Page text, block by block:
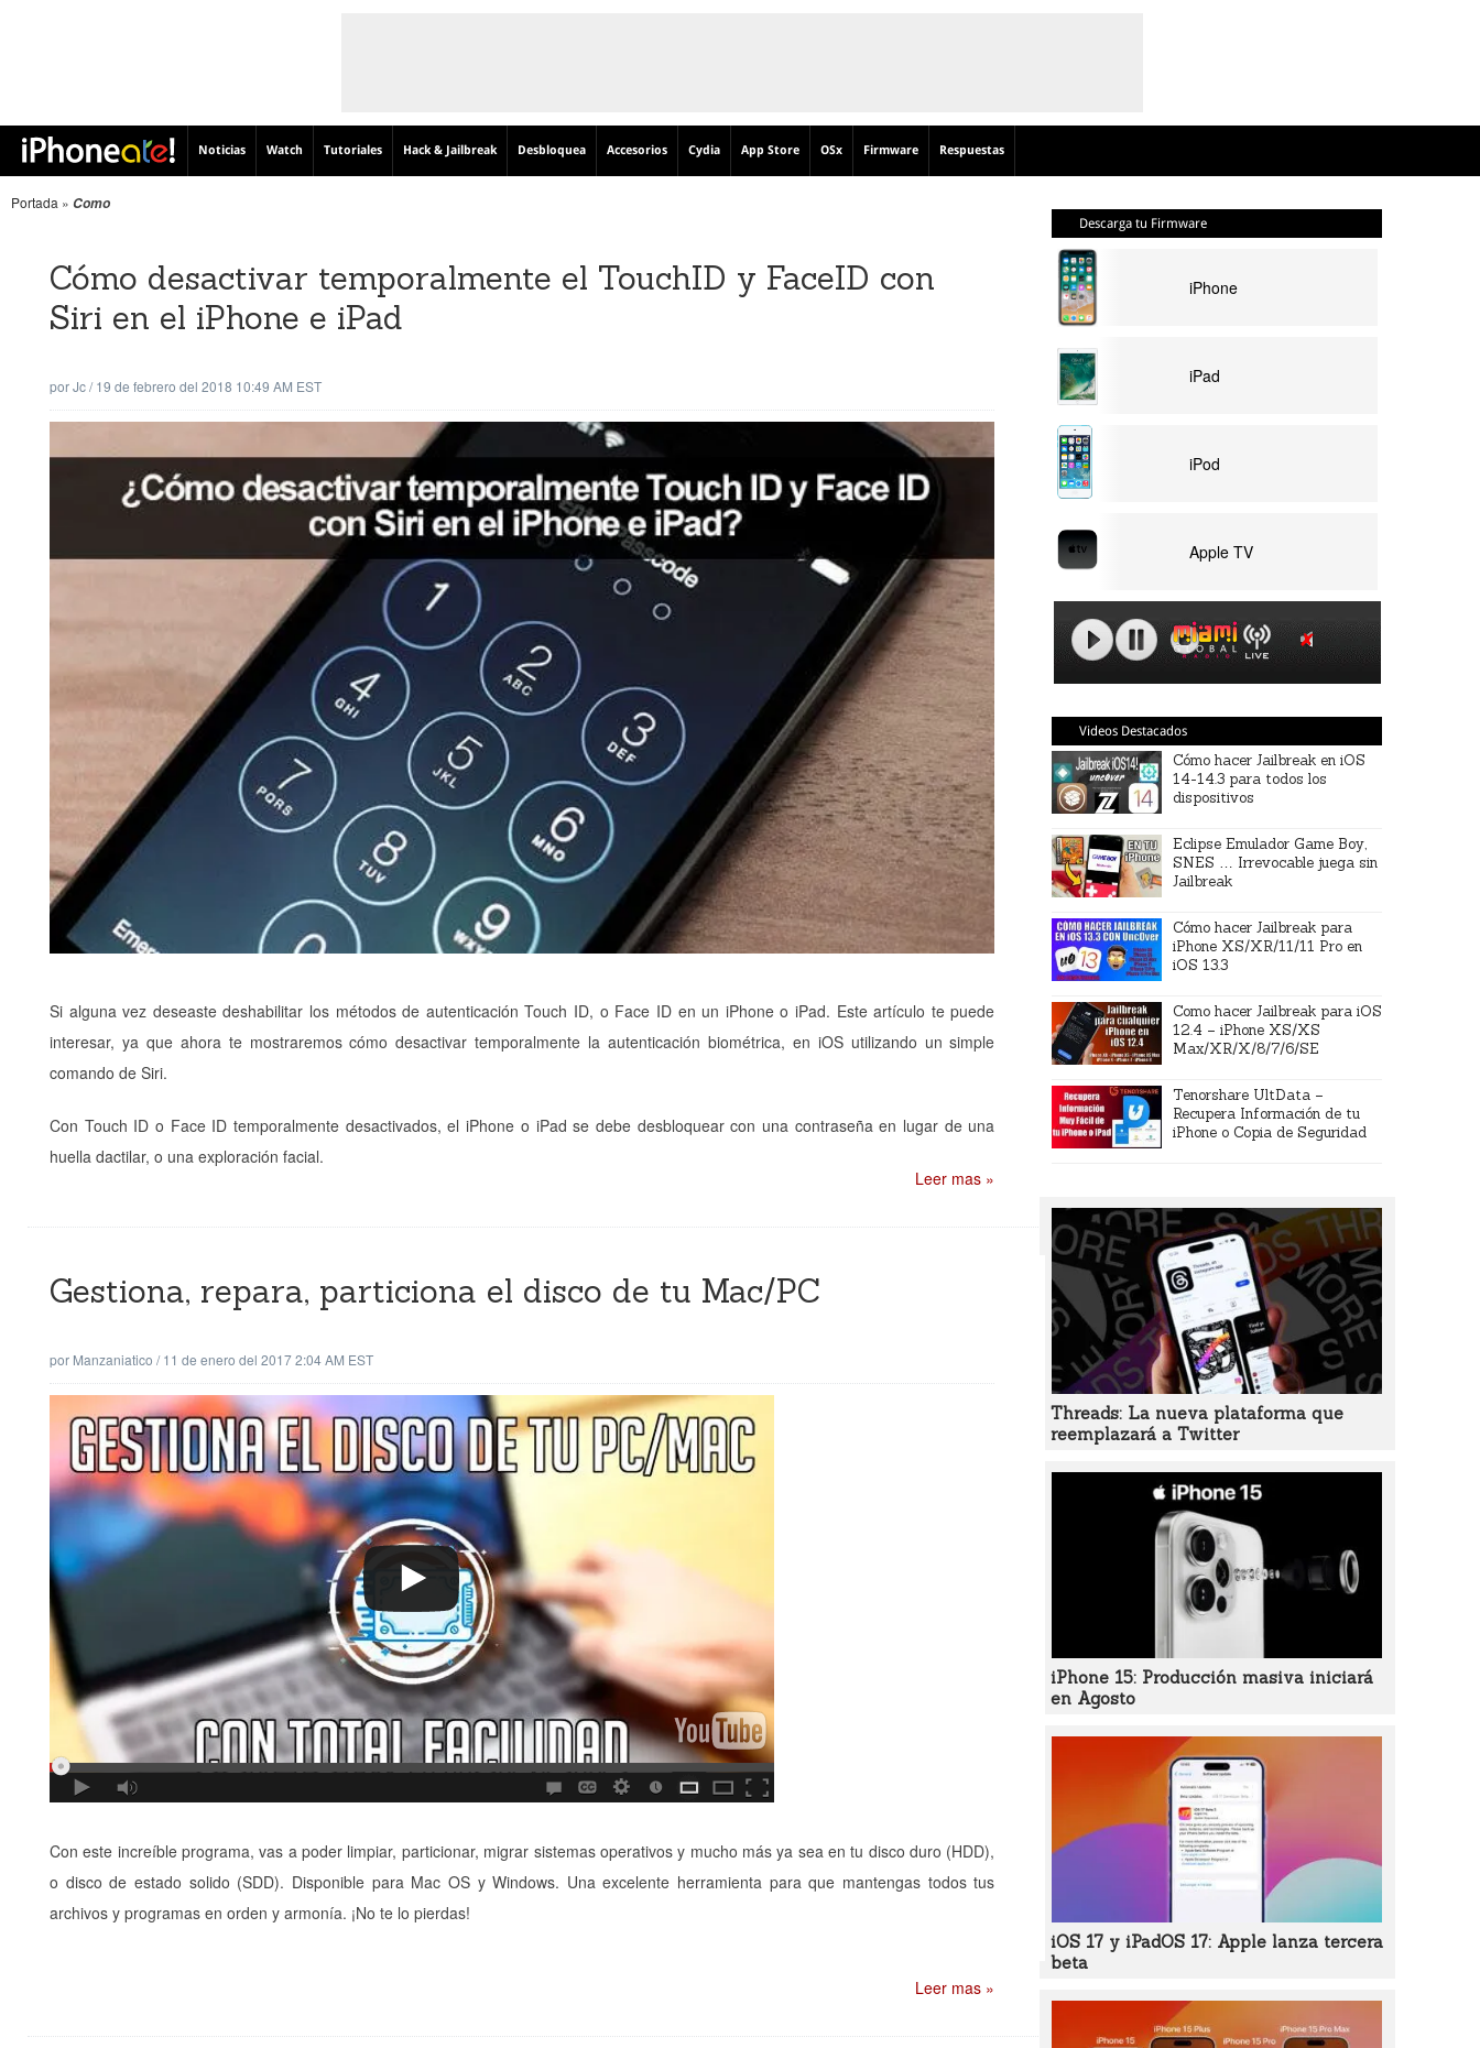
Noticias Watch Tutoriales Hack & Jailbreak Desbloquea Accesorios Cydia App Store OSx Firmware Respuestas
Portada » Como
Cómo desactivar temporalmente el TouchID y FaceID con
Siri en el iPhone e iPad
porJc/19 de febrero del 2018 10:49 AM EST
Si alguna vez deseaste deshabilitar los métodos de autenticación Touch ID, o Face ID en un iPhone o iPad. Este artículo te puede
interesar, ya que ahora te mostraremos cómo desactivar temporalmente la autenticación biométrica, en iOS utilizando un simple
comando de Siri.
Con Touch ID o Face ID temporalmente desactivados, el iPhone o iPad se debe desbloquear con una contraseña en lugar de una
huella dactilar, o una exploración facial.
Leer mas »
Gestiona, repara, particiona el disco de tu Mac/PC
por Manzaniatico /11 de enero del 2017 2:04 AM EST
Con este increíble programa, vas a poder limpiar, particionar, migrar sistemas operativos y mucho más ya sea en tu disco duro (HDD),
o disco de estado solido (SDD). Disponible para Mac OS y Windows. Una excelente herramienta para que mantengas todos tus
archivos y programas en orden y armonía. ¡No te lo pierdas!
Leer mas »
Descarga tu Firmware
iPhone
iPad
iPod
Apple TV
Videos Destacados
Cómo hacer Jailbreak en iOS
14-14.3 para todos los
dispositivos
Eclipse Emulador Game Boy,
SNES … Irrevocable juega sin
Jailbreak
Cómo hacer Jailbreak para
iPhone XS/XR/11/11 Pro en
iOS 13.3
Como hacer Jailbreak para iOS
12.4 – iPhone XS/XS
Max/XR/X/8/7/6/SE
Tenorshare UltData –
Recupera Información de tu
iPhone o Copia de Seguridad
Threads: La nueva plataforma que
reemplazará a Twitter
iPhone 15: Producción masiva iniciará
en Agosto
iOS 17 y iPadOS 17: Apple lanza tercera
beta